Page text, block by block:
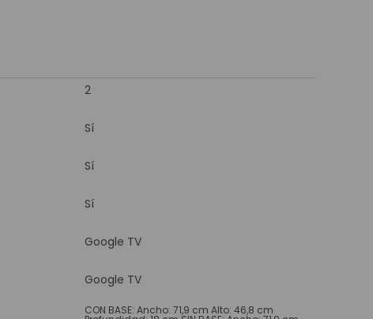
2
Sí
Sí
Sí
Google TV
Google TV
CON BASE: Ancho: 71,9 cm Alto: 46,8 cm